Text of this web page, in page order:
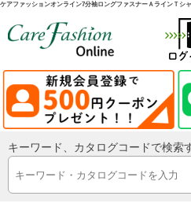
ケアファッションオンライン7分袖ロングファスナーＡラインＴシ
キーワード、カタログコードで検索